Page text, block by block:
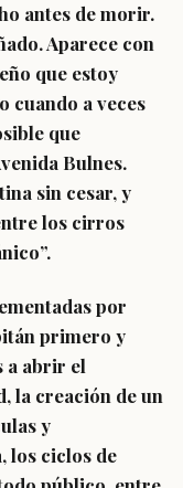
antes de morir.
Aparece con
que estoy
cuando a veces
que
Bulnes.
sin cesar, y
los cirros
por
primero y
a abrir el
la creación de un
y
los ciclos de